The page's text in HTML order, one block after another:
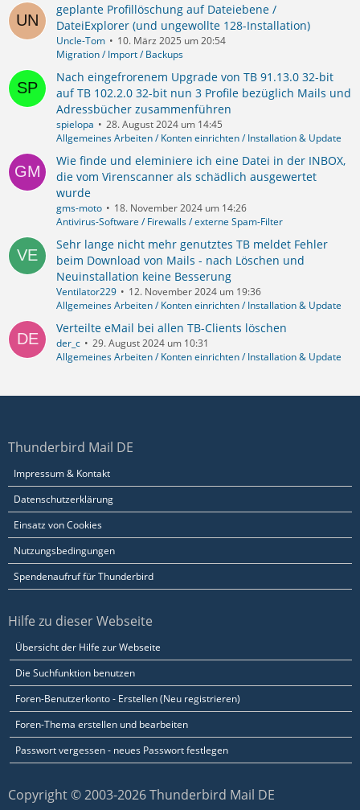
geplante Profillöschung auf Dateiebene /
DateiExplorer (und ungewollte 128-Installation)
Uncle-Tom
10. März 2025 um 20:54
Migration / Import / Backups
Nach eingefrorenem Upgrade von TB 91.13.0 32-bit
auf TB 102.2.0 32-bit nun 3 Profile bezüglich Mails und
Adressbücher zusammenführen
spielopa
28. August 2024 um 14:45
Allgemeines Arbeiten / Konten einrichten / Installation & Update
Wie finde und eleminiere ich eine Datei in der INBOX,
die vom Virenscanner als schädlich ausgewertet
wurde
gms-moto
18. November 2024 um 14:26
Antivirus-Software / Firewalls / externe Spam-Filter
Sehr lange nicht mehr genutztes TB meldet Fehler
beim Download von Mails - nach Löschen und
Neuinstallation keine Besserung
Ventilator229
12. November 2024 um 19:36
Allgemeines Arbeiten / Konten einrichten / Installation & Update
Verteilte eMail bei allen TB-Clients löschen
der_c
29. August 2024 um 10:31
Allgemeines Arbeiten / Konten einrichten / Installation & Update
Thunderbird Mail DE
Impressum & Kontakt
Datenschutzerklärung
Einsatz von Cookies
Nutzungsbedingungen
Spendenaufruf für Thunderbird
Hilfe zu dieser Webseite
Übersicht der Hilfe zur Webseite
Die Suchfunktion benutzen
Foren-Benutzerkonto - Erstellen (Neu registrieren)
Foren-Thema erstellen und bearbeiten
Passwort vergessen - neues Passwort festlegen
Copyright © 2003-2026 Thunderbird Mail DE